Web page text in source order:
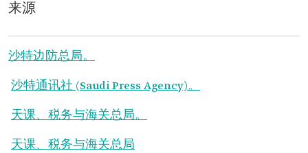
来源
沙特边防总局。
沙特通讯社 (Saudi Press Agency)。
天课、税务与海关总局。
天课、税务与海关总局